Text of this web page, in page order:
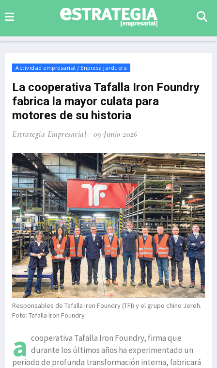
Actividad empresarial / Enpresa jarduera
La cooperativa Tafalla Iron Foundry
fabrica la mayor culata para
motores de su historia
Estrategia Empresarial 09-Junio-2026
Responsables de Tafalla Iron Foundry (TFI) y el grupo chino Jereh.
Foto: Tafalla Iron Foundry
a cooperativa Tafalla Iron Foundry, firma que
durante los últimos años ha experimentado un
periodo de profunda transformación interna, fabricará